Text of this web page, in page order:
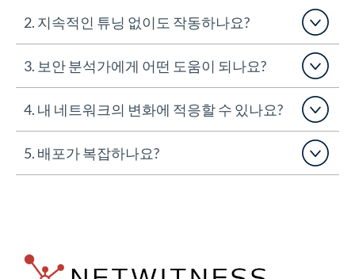
2. 지속적인 튜닝 없이도 작동하나요?
3. 보안 분석가에게 어떤 도움이 되나요?
4. 내 네트워크의 변화에 적응할 수 있나요?
5. 배포가 복잡하나요?